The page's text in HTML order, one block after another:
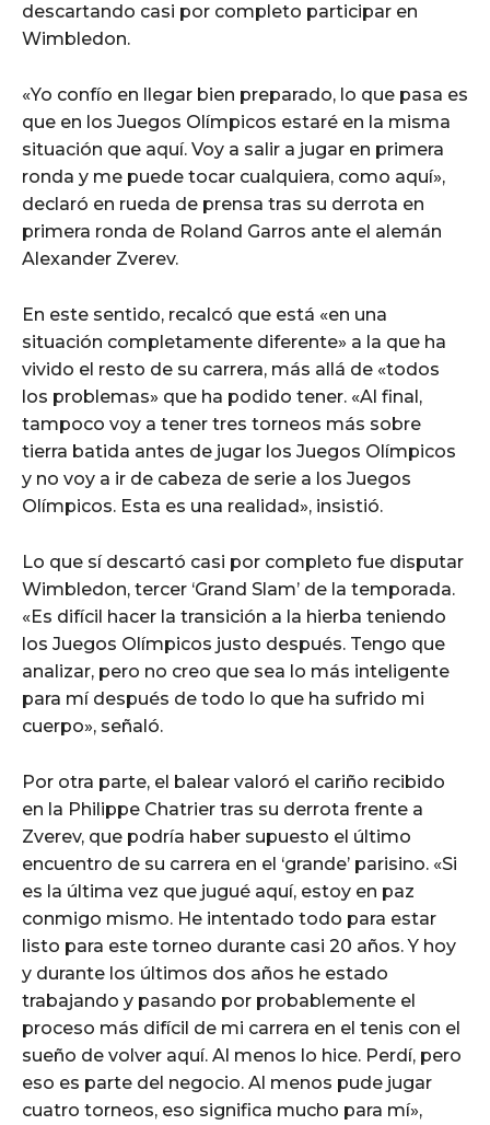
descartando casi por completo participar en
Wimbledon.
«Yo confío en llegar bien preparado, lo que pasa es
que en los Juegos Olímpicos estaré en la misma
situación que aquí. Voy a salir a jugar en primera
ronda y me puede tocar cualquiera, como aquí»,
declaró en rueda de prensa tras su derrota en
primera ronda de Roland Garros ante el alemán
Alexander Zverev.
En este sentido, recalcó que está «en una
situación completamente diferente» a la que ha
vivido el resto de su carrera, más allá de «todos
los problemas» que ha podido tener. «Al final,
tampoco voy a tener tres torneos más sobre
tierra batida antes de jugar los Juegos Olímpicos
y no voy a ir de cabeza de serie a los Juegos
Olímpicos. Esta es una realidad», insistió.
Lo que sí descartó casi por completo fue disputar
Wimbledon, tercer ‘Grand Slam’ de la temporada.
«Es difícil hacer la transición a la hierba teniendo
los Juegos Olímpicos justo después. Tengo que
analizar, pero no creo que sea lo más inteligente
para mí después de todo lo que ha sufrido mi
cuerpo», señaló.
Por otra parte, el balear valoró el cariño recibido
en la Philippe Chatrier tras su derrota frente a
Zverev, que podría haber supuesto el último
encuentro de su carrera en el ‘grande’ parisino. «Si
es la última vez que jugué aquí, estoy en paz
conmigo mismo. He intentado todo para estar
listo para este torneo durante casi 20 años. Y hoy
y durante los últimos dos años he estado
trabajando y pasando por probablemente el
proceso más difícil de mi carrera en el tenis con el
sueño de volver aquí. Al menos lo hice. Perdí, pero
eso es parte del negocio. Al menos pude jugar
cuatro torneos, eso significa mucho para mí»,